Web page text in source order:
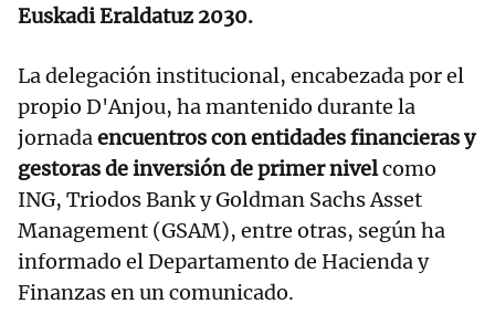
Euskadi Eraldatuz 2030.
La delegación institucional, encabezada por el
propio D'Anjou, ha mantenido durante la
jornadaencuentros con entidades financieras y
gestoras de inversión de primer nivelcomo
ING, Triodos Bank y Goldman Sachs Asset
Management (GSAM), entre otras, según ha
informado el Departamento de Hacienda y
Finanzas en un comunicado.